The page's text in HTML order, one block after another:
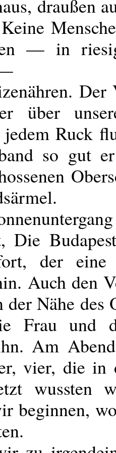
draußen
— in
Der
über
Ruck
so gut
Die
der eine
Auch den
Nähe des
Frau und
Am
vier, die in
wussten
beginnen,